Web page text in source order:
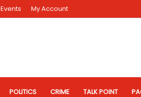
Events My Account
POLITICS CRIME TALK POINT